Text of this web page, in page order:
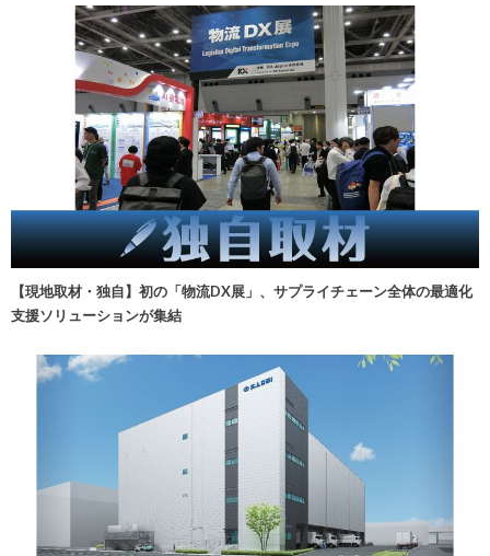
【現地取材・独自】初の「物流DX展」、サプライチェーン全体の最適化
支援ソリューションが集結